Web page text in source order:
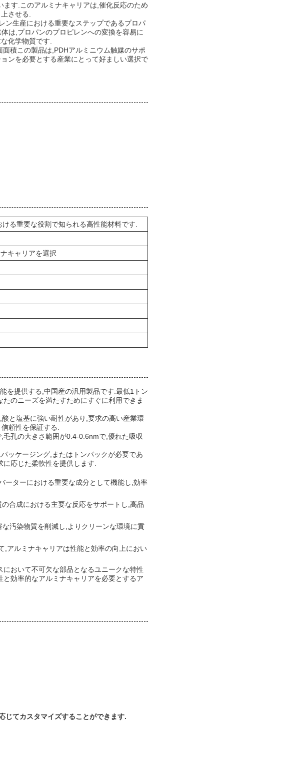
す.このアルミナキャリアは,催化反応のため
させる.
ン生産における重要なステップであるプロパ
は,プロパンのプロピレンへの変換を容易に
化学物質です.
積この製品は,PDHアルミニウム触媒のサポ
ンを必要とする産業にとって好ましい選択で
る重要な役割で知られる高性能材料です.
キャリアを選択
を提供する,中国産の汎用製品です.最低1トン
のニーズを満たすためにすぐに利用できま
と塩基に強い耐性があり,要求の高い産業環
頼性を保証する.
孔の大きさ範囲が0.4-0.6nmで,優れた吸収
ッケージング,またはトンパックが必要であ
応じた柔軟性を提供します.
ーターにおける重要な成分として機能し,効率
合成における主要な反応をサポートし,高品
汚染物質を削減し,よりクリーンな環境に貢
,アルミナキャリアは性能と効率の向上におい
おいて不可欠な部品となるユニークな特性
効率的なアルミナキャリアを必要とするア
じてカスタマイズすることができます.